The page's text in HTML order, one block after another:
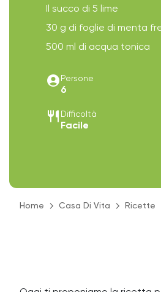
Il succo di 5 lime
30 g di foglie di menta
500 ml di acqua tonica
account_circle Persone
6
restaurant Difficoltà
Facile
Home Casa Di Vita Ricette